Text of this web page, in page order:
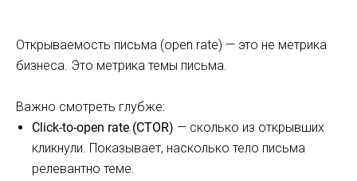
Открываемость письма (open rate) — это не метрика
бизнеса. Это метрика темы письма.
Важно смотреть глубже:
Click-to-open rate (CTOR) — сколько из открывших
кликнули. Показывает, насколько тело письма
релевантно теме.